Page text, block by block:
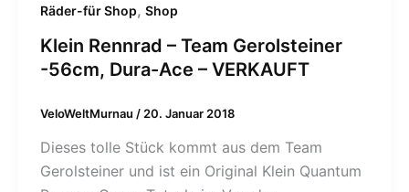
Räder-für Shop, Shop
Klein Rennrad – Team Gerolsteiner
-56cm, Dura-Ace – VERKAUFT
VeloWeltMurnau / 20. Januar 2018
Dieses tolle Stück kommt aus dem Team
Gerolsteiner und ist ein Original Klein Quantum